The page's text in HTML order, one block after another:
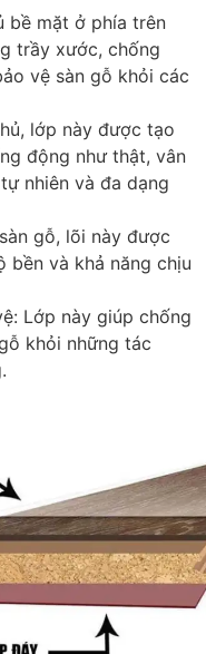
bề mặt ở phía trên
trầy xước, chống
vệ sàn gỗ khỏi các
lớp này được tạo
động như thật, vân
nhiên và đa dạng
gỗ, lõi này được
và khả năng chịu
: Lớp này giúp chống
khỏi những tác